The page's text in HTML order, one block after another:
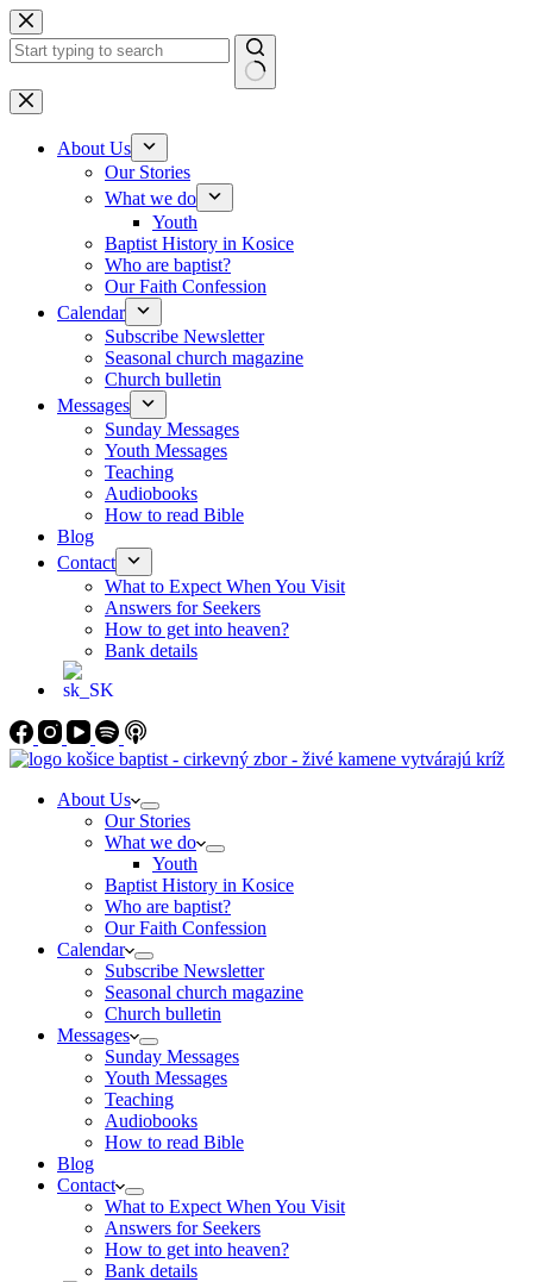
Skip to content
No results
About Us
Our Stories
What we do
Youth
Baptist History in Kosice
Who are baptist?
Our Faith Confession
Calendar
Subscribe Newsletter
Seasonal church magazine
Church bulletin
Messages
Sunday Messages
Youth Messages
Teaching
Audiobooks
How to read Bible
Blog
Contact
What to Expect When You Visit
Answers for Seekers
How to get into heaven?
Bank details
About Us
Our Stories
What we do
Youth
Baptist History in Kosice
Who are baptist?
Our Faith Confession
Calendar
Subscribe Newsletter
Seasonal church magazine
Church bulletin
Messages
Sunday Messages
Youth Messages
Teaching
Audiobooks
How to read Bible
Blog
Contact
What to Expect When You Visit
Answers for Seekers
How to get into heaven?
Bank details